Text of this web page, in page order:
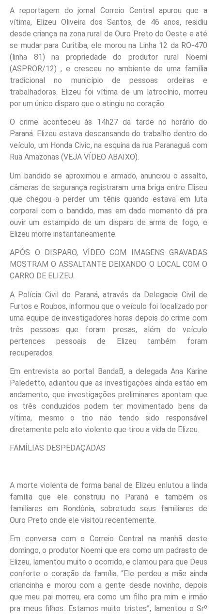
A reportagem do jornal Correio Central apurou que a
vítima, Elizeu Oliveira dos Santos, de 46 anos, residiu
desde criança na zona rural de Ouro Preto do Oeste e até
se mudar para Curitiba, ele morou na Linha 12 da RO-470
(linha 81) na propriedade do produtor rural Noemi
(ASPROR/12) , e cresceu no ambiente de uma família
tradicional no município de pessoas ordeiras e
trabalhadoras. Elizeu foi vítima de um latrocínio, morreu
por um único disparo que o atingiu no coração.
O crime aconteceu às 14h27 da tarde no horário do
Paraná. Elizeu estava descansando do trabalho dentro do
veículo, um Honda Civic, na esquina da rua Paranaguá com
Rua Amazonas (VEJA VÍDEO ABAIXO).
Um bandido se aproximou e armado, anunciou o assalto,
câmeras de segurança registraram uma briga entre Eliseu
que chegou a perder um tênis quando estava em luta
corporal com o bandido, mas em dado momento dá pra
ouvir um estampido de um disparo de arma de fogo, e
Elizeu morre instantaneamente.
APÓS O DISPARO, VÍDEO COM IMAGENS GRAVADAS
MOSTRAM O ASSALTANTE DEIXANDO O LOCAL COM O
CARRO DE ELIZEU.
A Polícia Civil do Paraná, através da Delegacia Civil de
Furtos e Roubos, informou que o veículo foi localizado por
uma equipe de investigadores horas depois do crime com
três pessoas que foram presas, além do veículo
pertences pessoais de Elizeu também foram
recuperados.
Em entrevista ao portal BandaB, a delegada Ana Karine
Paledetto, adiantou que as investigações ainda estão em
andamento, que investigações preliminares apontam que
os três conduzidos podem ter movimentado bens da
vítima, mesmo o trio não tendo sido responsável
diretamente pelo ato violento que tirou a vida de Elizeu.
FAMÍLIAS DESPEDAÇADAS
A morte violenta de forma banal de Elizeu enlutou a linda
família que ele construiu no Paraná e também os
familiares em Rondônia, sobretudo seus familiares de
Ouro Preto onde ele visitou recentemente.
Em conversa com o Correio Central na manhã deste
domingo, o produtor Noemi que era como um padrasto de
Elizeu, lamentou muito o ocorrido, e clamou para que Deus
conforte o coração da família. “Ele perdeu a mãe ainda
criancinha e morou com a gente desde novinho, depois
que meu pai morreu, era como um filho pra mim e irmão
pra meus filhos. Estamos muito tristes”, lamentou o Srº